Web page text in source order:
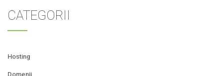
CATEGORII
Hosting
Domenii